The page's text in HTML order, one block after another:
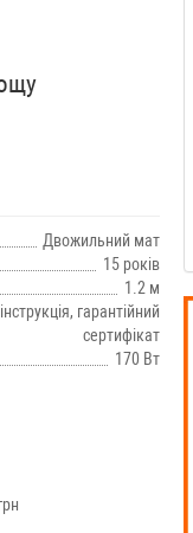
Двожильний мат
15 років
1.2 м
гарантійний
сертифікат
170 Вт